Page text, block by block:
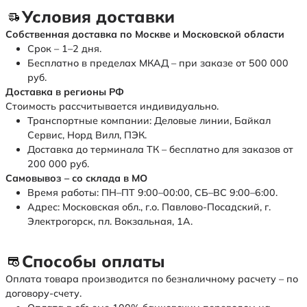
Условия доставки
Собственная доставка по Москве и Московской области
Срок – 1–2 дня.
Бесплатно в пределах МКАД – при заказе от 500 000
руб.
Доставка в регионы РФ
Стоимость рассчитывается индивидуально.
Транспортные компании: Деловые линии, Байкал
Сервис, Норд Вилл, ПЭК.
Доставка до терминала ТК – бесплатно для заказов от
200 000 руб.
Самовывоз – со склада в МО
Время работы: ПН–ПТ 9:00–00:00, СБ–ВС 9:00–6:00.
Адрес: Московская обл., г.о. Павлово-Посадский, г.
Электрогорск, пл. Вокзальная, 1А.
Способы оплаты
Оплата товара производится по безналичному расчету – по
договору-счету.